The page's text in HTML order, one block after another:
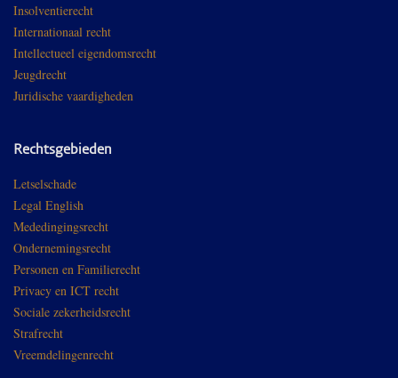
Insolventierecht
Internationaal recht
Intellectueel eigendomsrecht
Jeugdrecht
Juridische vaardigheden
Rechtsgebieden
Letselschade
Legal English
Mededingingsrecht
Ondernemingsrecht
Personen en Familierecht
Privacy en ICT recht
Sociale zekerheidsrecht
Strafrecht
Vreemdelingenrecht